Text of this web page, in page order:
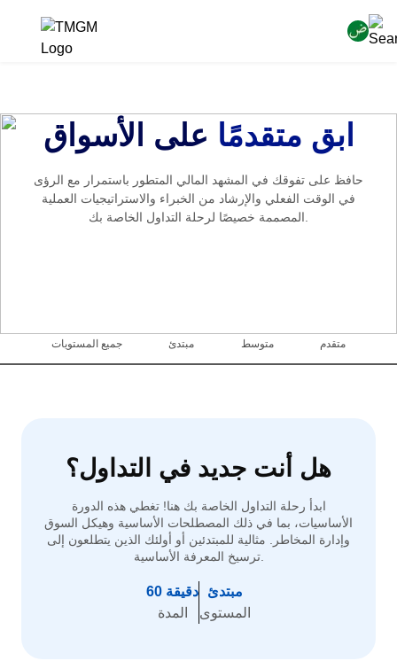
ابق متقدمًا على الأسواق
حافظ على تفوقك في المشهد المالي المتطور باستمرار مع الرؤى
في الوقت الفعلي والإرشاد من الخبراء والاستراتيجيات العملية
جميع المستويات مبتدئ متوسط متقدم
هل أنت جديد في التداول؟
ابدأ رحلة التداول الخاصة بك هنا! تغطي هذه الدورة
الأساسيات، بما في ذلك المصطلحات الأساسية وهيكل السوق
وإدارة المخاطر. مثالية للمبتدئين أو أولئك الذين يتطلعون إلى
ترسيخ المعرفة الأساسية.
60 دقيقة
المدة
مبتدئ
المستوى